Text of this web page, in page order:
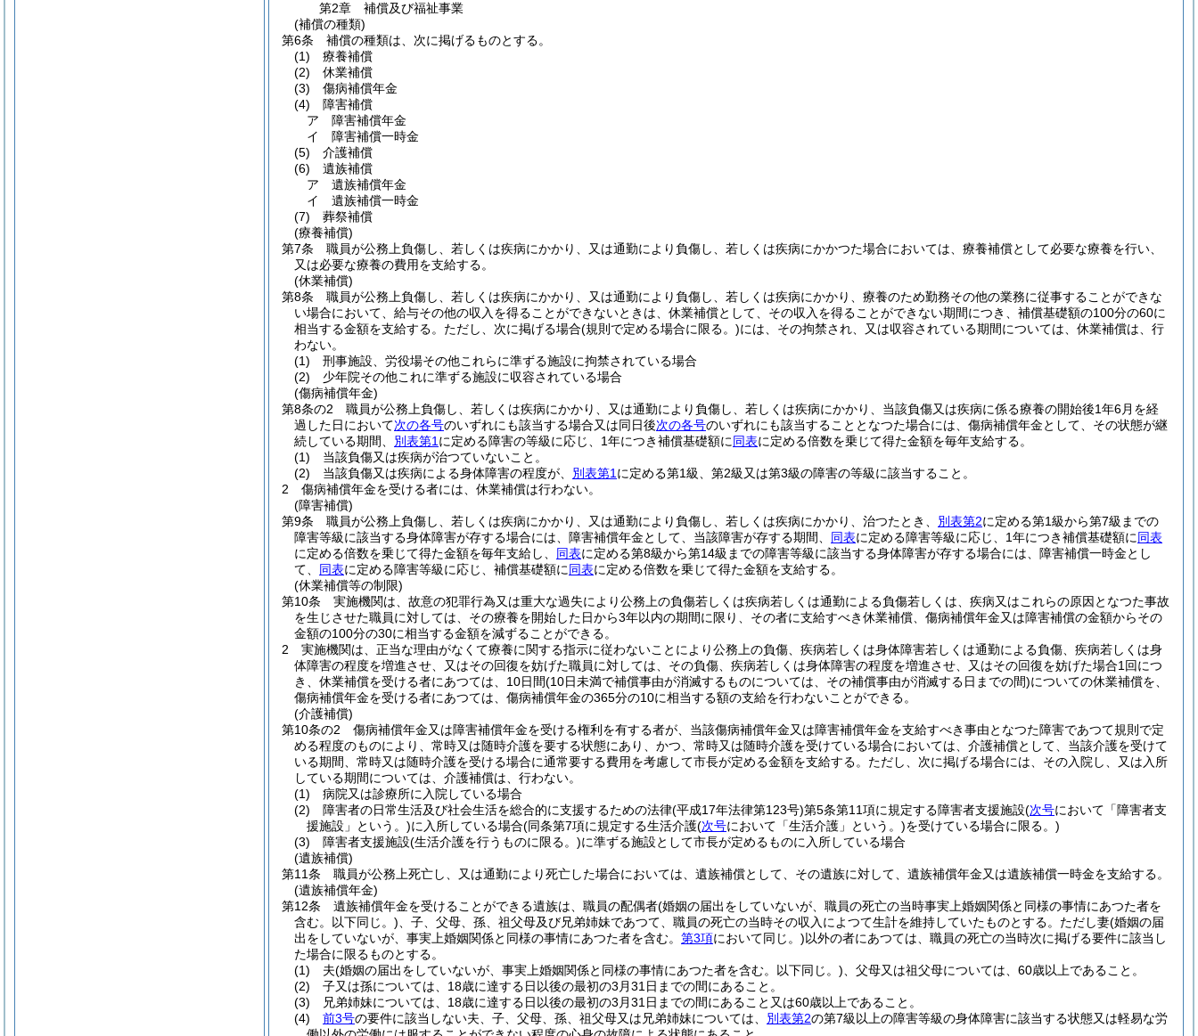
第2章
補償及び福祉事業
(補償の種類)
第6条
補償の種類は、次に掲げるものとする。
(1)
療養補償
(2)
休業補償
(3)
傷病補償年金
(4)
障害補償
ア
障害補償年金
イ
障害補償一時金
(5)
介護補償
(6)
遺族補償
ア
遺族補償年金
イ
遺族補償一時金
(7)
葬祭補償
(療養補償)
第7条
職員が公務上負傷し、若しくは疾病にかかり、又は通勤により負傷し、若しくは疾病にかかつた場合においては、療養補償として必要な療養を行い、
又は必要な療養の費用を支給する。
(休業補償)
第8条
職員が公務上負傷し、若しくは疾病にかかり、又は通勤により負傷し、若しくは疾病にかかり、療養のため勤務その他の業務に従事することができな
い場合において、給与その他の収入を得ることができないときは、休業補償として、その収入を得ることができない期間につき、補償基礎額の100分の60に
相当する金額を支給する。 ただし、次に掲げる場合(規則で定める場合に限る。)には、その拘禁され、又は収容されている期間については、休業補償は、行
わない。
(1)
刑事施設、労役場その他これらに準ずる施設に拘禁されている場合
(2)
少年院その他これに準ずる施設に収容されている場合
(傷病補償年金)
第8条の2
職員が公務上負傷し、若しくは疾病にかかり、又は通勤により負傷し、若しくは疾病にかかり、当該負傷又は疾病に係る療養の開始後1年6月を経
過した日において次の各号のいずれにも該当する場合又は同日後次の各号のいずれにも該当することとなつた場合には、傷病補償年金として、その状態が継
続している期間、 別表第1 に定める障害の等級に応じ、1年につき補償基礎額に同表に定める倍数を乗じて得た金額を毎年支給する。
(1)
当該負傷又は疾病が治つていないこと。
(2)
当該負傷又は疾病による身体障害の程度が、 別表第1 に定める第1級、第2級又は第3級の障害の等級に該当すること。
2
傷病補償年金を受ける者には、休業補償は行わない。
(障害補償)
第9条
職員が公務上負傷し、若しくは疾病にかかり、又は通勤により負傷し、若しくは疾病にかかり、治つたとき、 別表第2に定める第1級から第7級までの
障害等級に該当する身体障害が存する場合には、障害補償年金として、当該障害が存する期間、 同表に定める障害等級に応じ、1年につき補償基礎額に同表
に定める倍数を乗じて得た金額を毎年支給し、 同表に定める第8級から第14級までの障害等級に該当する身体障害が存する場合には、障害補償一時金とし
て、 同表に定める障害等級に応じ、補償基礎額に同表に定める倍数を乗じて得た金額を支給する。
(休業補償等の制限)
第10条
実施機関は、故意の犯罪行為又は重大な過失により公務上の負傷若しくは疾病若しくは通勤による負傷若しくは、疾病又はこれらの原因となつた事故
を生じさせた職員に対しては、その療養を開始した日から3年以内の期間に限り、その者に支給すべき休業補償、傷病補償年金又は障害補償の金額からその
金額の100分の30に相当する金額を減ずることができる。
2
実施機関は、正当な理由がなくて療養に関する指示に従わないことにより公務上の負傷、疾病若しくは身体障害若しくは通勤による負傷、疾病若しくは身
体障害の程度を増進させ、又はその回復を妨げた職員に対しては、その負傷、疾病若しくは身体障害の程度を増進させ、又はその回復を妨げた場合1回につ
き、休業補償を受ける者にあつては、10日間(10日未満で補償事由が消滅するものについては、その補償事由が消滅する日までの間)についての休業補償を、
傷病補償年金を受ける者にあつては、傷病補償年金の365分の10に相当する額の支給を行わないことができる。
(介護補償)
第10条の2
傷病補償年金又は障害補償年金を受ける権利を有する者が、当該傷病補償年金又は障害補償年金を支給すべき事由となつた障害であつて規則で定
める程度のものにより、常時又は随時介護を要する状態にあり、かつ、常時又は随時介護を受けている場合においては、介護補償として、当該介護を受けて
いる期間、常時又は随時介護を受ける場合に通常要する費用を考慮して市長が定める金額を支給する。 ただし、次に掲げる場合には、その入院し、又は入所
している期間については、介護補償は、行わない。
(1)
病院又は診療所に入院している場合
(2)
障害者の日常生活及び社会生活を総合的に支援するための法律(平成17年法律第123号)第5条第11項に規定する障害者支援施設(次号において「障害者支
援施設」という。)に入所している場合(同条第7項に規定する生活介護(次号において「生活介護」という。)を受けている場合に限る。)
(3)
障害者支援施設(生活介護を行うものに限る。)に準ずる施設として市長が定めるものに入所している場合
(遺族補償)
第11条
職員が公務上死亡し、又は通勤により死亡した場合においては、遺族補償として、その遺族に対して、遺族補償年金又は遺族補償一時金を支給する。
(遺族補償年金)
第12条
遺族補償年金を受けることができる遺族は、職員の配偶者(婚姻の届出をしていないが、職員の死亡の当時事実上婚姻関係と同様の事情にあつた者を
含む。以下同じ。) 、子、父母、孫、祖父母及び兄弟姉妹であつて、職員の死亡の当時その収入によつて生計を維持していたものとする。 ただし妻(婚姻の届
出をしていないが、事実上婚姻関係と同様の事情にあつた者を含む。 第3項において同じ。)以外の者にあつては、職員の死亡の当時次に掲げる要件に該当し
た場合に限るものとする。
(1)
夫(婚姻の届出をしていないが、事実上婚姻関係と同様の事情にあつた者を含む。以下同じ。) 、父母又は祖父母については、60歳以上であること。
(2)
子又は孫については、18歳に達する日以後の最初の3月31日までの間にあること。
(3)
兄弟姉妹については、18歳に達する日以後の最初の3月31日までの間にあること又は60歳以上であること。
(4)
前3号の要件に該当しない夫、子、父母、孫、祖父母又は兄弟姉妹については、 別表第2の第7級以上の障害等級の身体障害に該当する状態又は軽易な労